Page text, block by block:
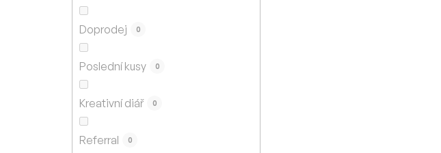
Doprodej 0
Poslední kusy 0
Kreativní diář 0
Referral 0